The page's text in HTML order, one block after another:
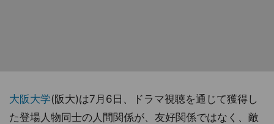
大阪大学(阪大)は7月6日、ドラマ視聴を通じて獲得し
た登場人物同士の人間関係が、友好関係ではなく、敵